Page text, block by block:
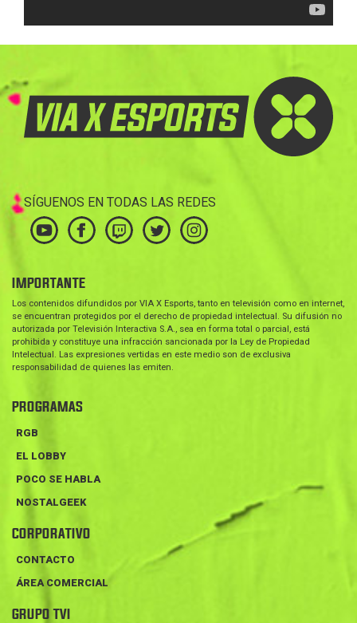
SÍGUENOS EN TODAS LAS REDES
IMPORTANTE
Los contenidos difundidos por VIA X Esports, tanto en televisión como en internet,
se encuentran protegidos por el derecho de propiedad intelectual. Su difusión no
autorizada por Televisión Interactiva S.A., sea en forma total o parcial, está
prohibida y constituye una infracción sancionada por la Ley de Propiedad
Intelectual. Las expresiones vertidas en este medio son de exclusiva
responsabilidad de quienes las emiten.
PROGRAMAS
RGB
EL LOBBY
POCO SE HABLA
NOSTALGEEK
CORPORATIVO
CONTACTO
ÁREA COMERCIAL
GRUPO TVI